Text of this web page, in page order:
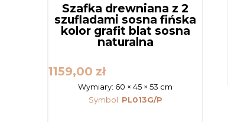
Szafka drewniana z 2
szufladami sosna fińska
kolor grafit blat sosna
naturalna
1159,00 zł
Wymiary: 60 × 45 × 53 cm
Symbol: PL013G/P